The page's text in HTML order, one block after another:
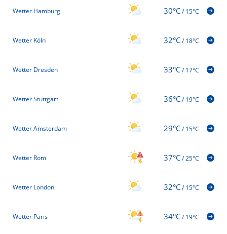
Wetter Hamburg 30°C/15°C
Wetter Köln 32°C/18°C
Wetter Dresden 33°C/17°C
Wetter Stuttgart 36°C/19°C
Wetter Amsterdam 29°C/15°C
Wetter Rom 37°C/25°C
Wetter London 32°C/15°C
Wetter Paris 34°C/19°C